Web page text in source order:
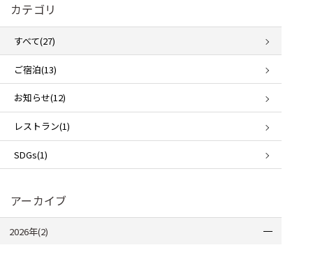
カテゴリ
すべて(27)
ご宿泊(13)
お知らせ(12)
レストラン(1)
SDGs(1)
アーカイブ
2026年(2)